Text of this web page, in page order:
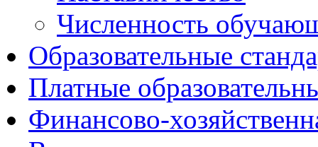
Численность
Образовательные
Платные
Финансово-